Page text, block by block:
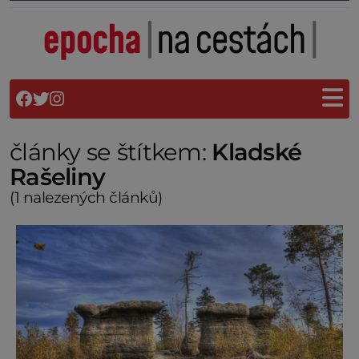
články se štítkem: Kladské
Rašeliny
(1 nalezených článků)